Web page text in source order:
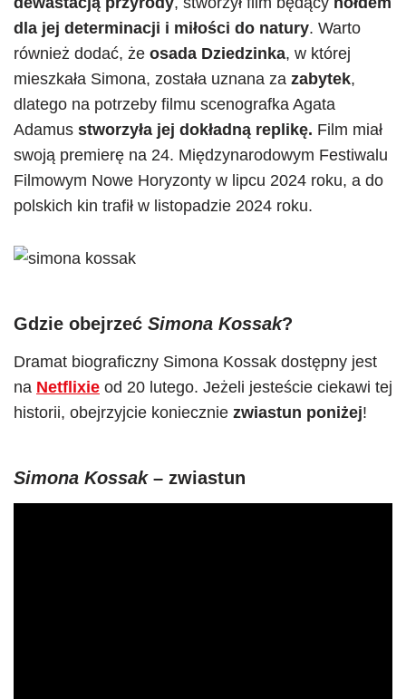
dla jej determinacji i miłości do natury. Warto
również dodać, że osada Dziedzinka, w której
mieszkała Simona, została uznana za zabytek,
dlatego na potrzeby filmu scenografka Agata
Adamus stworzyła jej dokładną replikę. Film miał
swoją premierę na 24. Międzynarodowym Festiwalu
Filmowym Nowe Horyzonty w lipcu 2024 roku, a do
polskich kin trafił w listopadzie 2024 roku.
Gdzie obejrzeć Simona Kossak?
Dramat biograficzny Simona Kossak dostępny jest
na Netflixie od 20 lutego. Jeżeli jesteście ciekawi tej
historii, obejrzyjcie koniecznie zwiastun poniżej!
Simona Kossak– zwiastun